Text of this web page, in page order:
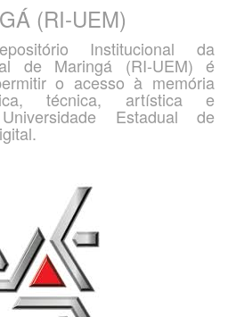
(RI-UEM)
Institucional da
de Maringá (RI-UEM) é
o acesso à memória
técnica, artística e
Estadual de